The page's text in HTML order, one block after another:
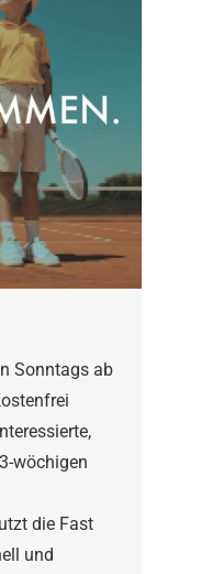
Sonntags ab
wöchigen
die Fast
und